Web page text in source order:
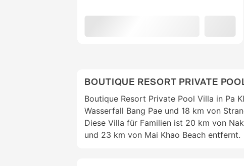
BOUTIQUE RESORT PRIVATE
Boutique Resort Private Pool Villa in Pa
Wasserfall Bang Pae und 18 km von
Diese Villa für Familien ist 20 km von
und 23 km von Mai Khao Beach entfernt.